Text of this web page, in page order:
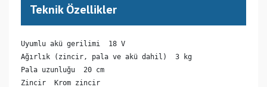
Teknik Özellikler
Uyumlu akü gerilimi  18 V
Ağırlık (zincir, pala ve akü dahil)  3 kg
Pala uzunluğu  20 cm
Zincir  Krom zincir